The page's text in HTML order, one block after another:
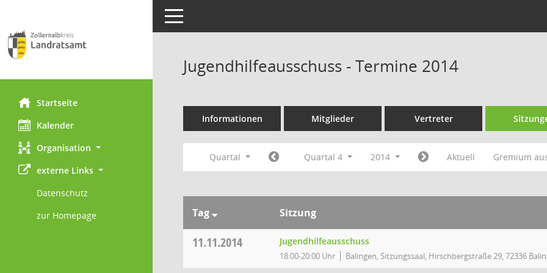
Startseite
Kalender
Organisation
externe Links
Datenschutz
zur Homepage
Toggle navigation
Jugendhilfeausschuss - Termine 2014
Informationen Mitglieder Vertreter
Quartal Quartal 4 2014 Aktuell Gremium
Tag Sitzung
11.11.2014 Jugendhilfeausschuss
18:00-20:00 Uhr Balingen, Sitzungssaal, Hirschbergstraße 29, 72336